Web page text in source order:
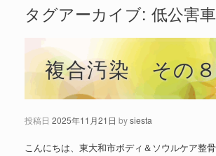
タグアーカイブ: 低公害車
複合汚染 その
投稿日 2025年11月21日 bysiesta
こんにちは、東大和市ボディ＆ソウルケア整